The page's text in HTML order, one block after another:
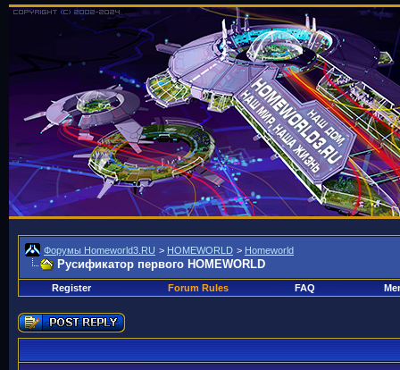
Форумы Homeworld3.RU > HOMEWORLD > Homeworld
Русификатор первого HOMEWORLD
Register Forum Rules FAQ